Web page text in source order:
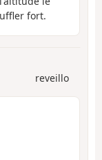
fort.
reveillo